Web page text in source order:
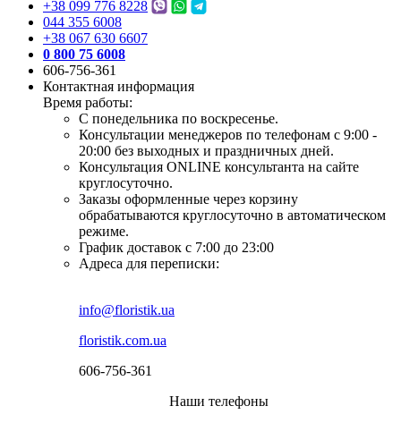
+38 099 776 8228
044 355 6008
+38 067 630 6607
0 800 75 6008
606-756-361
Контактная информация
Время работы:
С понедельника по воскресенье.
Консультации менеджеров по телефонам с 9:00 -
20:00 без выходных и праздничных дней.
Консультация ONLINE консультанта на сайте
круглосуточно.
Заказы оформленные через корзину
обрабатываются круглосуточно в автоматическом
режиме.
График доставок с 7:00 до 23:00
Адреса для переписки:
info@floristik.ua
floristik.com.ua
606-756-361
Наши телефоны